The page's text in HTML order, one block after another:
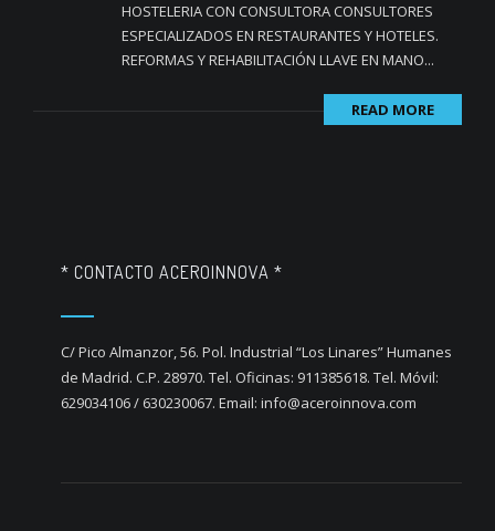
HOSTELERIA CON CONSULTORA CONSULTORES
ESPECIALIZADOS EN RESTAURANTES Y HOTELES.
REFORMAS Y REHABILITACIÓN LLAVE EN MANO...
READ MORE
* CONTACTO ACEROINNOVA *
C/ Pico Almanzor, 56. Pol. Industrial “Los Linares” Humanes
de Madrid. C.P. 28970. Tel. Oficinas: 911385618. Tel. Móvil:
629034106 / 630230067. Email: info@aceroinnova.com